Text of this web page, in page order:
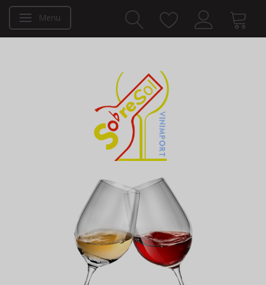
Toggle navigation
Menu